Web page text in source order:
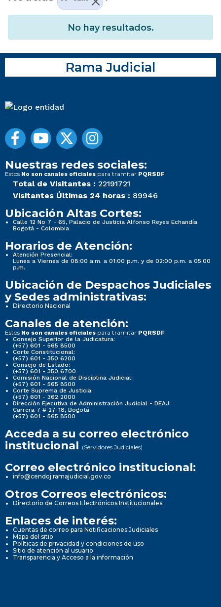
No hay resultados.
Rama Judicial
Nuestras redes sociales:
Estos No son canales oficiales para tramitar PQRSDF
Total de Visitantes : 22191721
Visitantes Últimas 24 horas : 89946
Ubicación Altas Cortes:
Calle 12 No 7 - 65, Palacio de Justicia Alfonso Reyes Echandía
Bogotá - Colombia
Horarios de Atención:
Atención Presencial:
Lunes a Viernes de 08:00 a.m. a 01:00 p.m. y de 02:00 p.m. a 05:00
p.m.
Ubicación de Despachos Judiciales
y Sedes administrativas:
Directorio Nacional
Canales de atención:
Estos No son canales oficiales para tramitar PQRSDF
Consejo Superior de la Judicatura:
(+57) 601 - 565 8500
Corte Constitucional:
(+57) 601 - 350 6200
Consejo de Estado:
(+57) 601 - 350 6700
Comisión Nacional de Disciplina Judicial:
(+57) 601 - 565 8500
Corte Suprema de Justicia:
(+57) 601 - 362 2000
Dirección Ejecutiva de Administración Judicial - DEAJ:
Carrera 7 # 27-18, Bogotá
(+57) 601 - 565 8500
Acceda a su correo electrónico
institucional (Servidores Judiciales)
Correo electrónico institucional:
info@cendoj.ramajudicial.gov.co
Otros Correos electrónicos:
Directorio de Correos Electrónicos Institucionales
Enlaces de interés:
Cuentas de correo para Notificaciones Judiciales
Mapa del sitio
Políticas de privacidad y condiciones de uso
Sitio de atención al usuario
Transparencia y Acceso a la información